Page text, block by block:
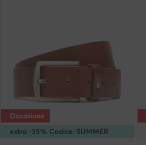
extra -35% Codice: SUMMER
Occasione